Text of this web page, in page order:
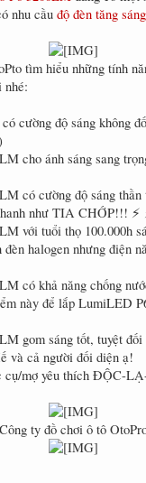
nhu cầu độ đèn tăng sáng
tìm hiểu những tính
nhé:
cường độ sáng không
cho ánh sáng sang
có cường độ sáng thần
như TIA CHỚP!!! ⚡
với tuổi thọ 100.000h
halogen nhưng điện
có khả năng chống
này để lắp LumiLED
gom sáng tốt, tuyệt đối
và cả người đối diện ạ!
cụ/mợ yêu thích ĐỘC-
Công ty đồ chơi ô tô